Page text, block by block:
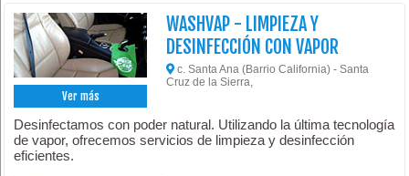
Ver más
WASHVAP - LIMPIEZA Y
DESINFECCIÓN CON VAPOR
c. Santa Ana (Barrio California) - Santa
Cruz de la Sierra,
Desinfectamos con poder natural. Utilizando la última tecnología
de vapor, ofrecemos servicios de limpieza y desinfección
eficientes.